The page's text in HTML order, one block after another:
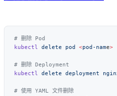
kubectl delete pod <pod-name
kubectl delete deployment